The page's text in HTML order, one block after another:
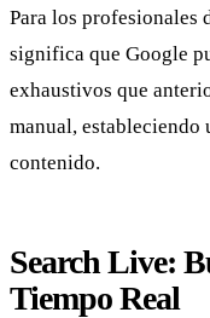
Para los profesionales
significa que Google
exhaustivos que
manual, estableciendo
contenido.
Search Live:
Tiempo Real